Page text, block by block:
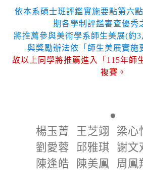
依本系碩士班評鑑實施要點第六
期各學制評鑑審查優秀
將推薦參與美術學系師生美展(約3
與獎勵辦法依「師生美展實施
故以上同學將推薦進入「 115年師
複賽。
●
楊玉菁
王芝翊 梁心
劉愛蓉
邱雅琪 謝文
陳逢皓
陳美鳳 周鳳